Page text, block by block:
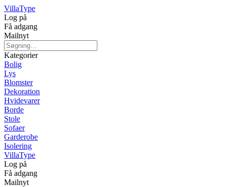
VillaType
Log på
Få adgang
Mailnyt
Kategorier
Bolig
Lys
Blomster
Dekoration
Hvidevarer
Borde
Stole
Sofaer
Garderobe
Isolering
VillaType
Log på
Få adgang
Mailnyt